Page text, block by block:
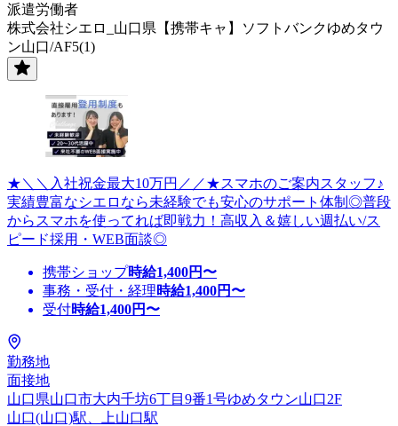
派遣労働者
株式会社シエロ_山口県【携帯キャ】ソフトバンクゆめタウ
ン山口/AF5(1)
★＼＼入社祝金最大10万円／／★スマホのご案内スタッフ♪
実績豊富なシエロなら未経験でも安心のサポート体制◎普段
からスマホを使ってれば即戦力！高収入＆嬉しい週払い/ス
ピード採用・WEB面談◎
携帯ショップ時給1,400円〜
事務・受付・経理時給1,400円〜
受付時給1,400円〜
勤務地
面接地
山口県山口市大内千坊6丁目9番1号ゆめタウン山口2F
山口(山口)駅、上山口駅